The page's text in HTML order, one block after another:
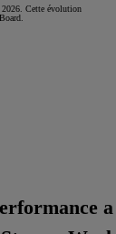
2026. Cette évolution
a